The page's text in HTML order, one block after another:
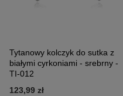
Tytanowy kolczyk do sutka z
białymi cyrkoniami - srebrny -
TI-012
123,99 zł